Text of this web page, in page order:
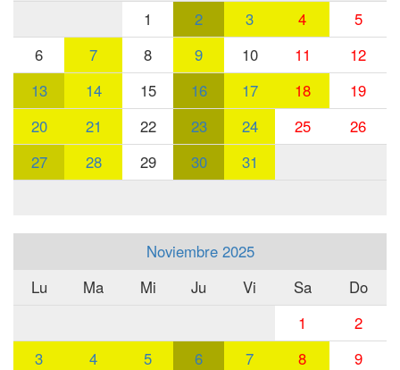
1
2 3 4
5
6
7 8 9 10 11
12
13
14 15 16 17 18
19
20
21 22 23 24 25
26
27
28 29 30 31
Noviembre 2025
Lu
Ma Mi Ju Vi Sa
Do
1
2
3
4 5 6 7 8
9